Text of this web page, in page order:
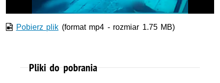
Pobierz plik (format mp4 - rozmiar 1.75 MB)
Pliki do pobrania